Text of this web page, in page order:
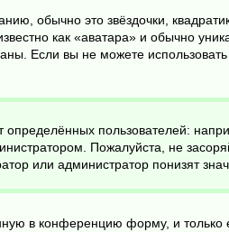
обычно это звёздочки,
как «аватара» и обычно
Если вы не можете
пользователей:
Пожалуйста, не
или администратор понизят
в конференцию форму, и